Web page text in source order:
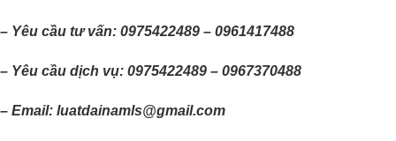
– Yêu cầu tư vấn: 0975422489 – 0961417488
– Yêu cầu dịch vụ: 0975422489 – 0967370488
– Email: luatdainamls@gmail.com